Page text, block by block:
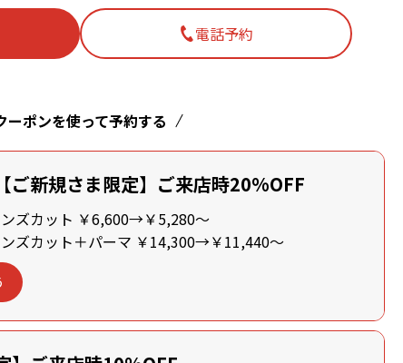
電話予約
ーポンを使って予約する
ご新規さま限定】ご来店時20%OFF
ンズカット ￥6,600→￥5,280～
ンズカット＋パーマ ￥14,300→￥11,440～